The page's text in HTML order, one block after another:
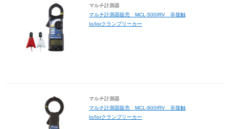
マルチ計測器
マルチ計測器販売 MCL-500IRV 非接触
Io/Iorクランプリーカー
マルチ計測器
マルチ計測器販売 MCL-800IRV 非接触
Io/Iorクランプリーカー